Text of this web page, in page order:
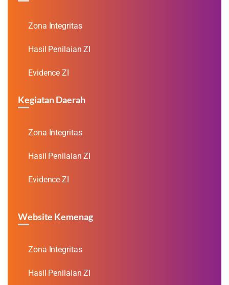
Zona Integritas
Hasil Penilaian ZI
Evidence ZI
Kegiatan Daerah
Zona Integritas
Hasil Penilaian ZI
Evidence ZI
Website Kemenag
Zona Integritas
Hasil Penilaian ZI